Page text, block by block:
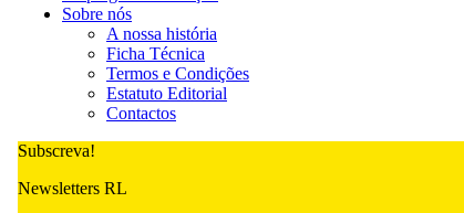
Sobre nós
A nossa história
Ficha Técnica
Termos e Condições
Estatuto Editorial
Contactos
Subscreva!
Newsletters RL